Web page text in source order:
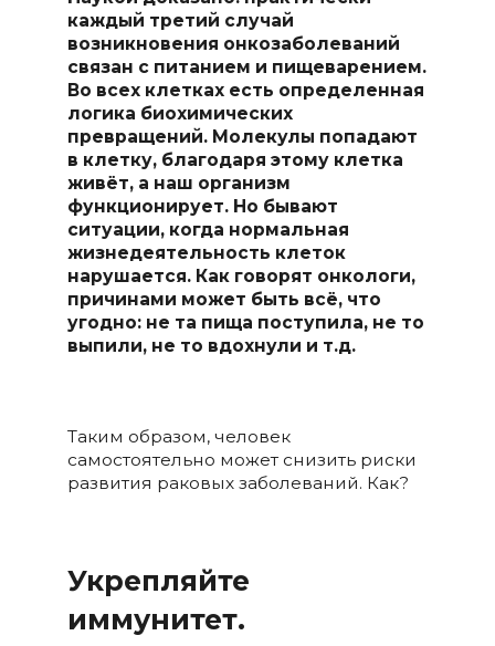
каждый третий случай
возникновения онкозаболеваний
связан с питанием и пищеварением.
Во всех клетках есть определенная
логика биохимических
превращений. Молекулы попадают
в клетку, благодаря этому клетка
живёт, а наш организм
функционирует. Но бывают
ситуации, когда нормальная
жизнедеятельность клеток
нарушается. Как говорят онкологи,
причинами может быть всё, что
угодно: не та пища поступила, не то
выпили, не то вдохнули и т.д.
Таким образом, человек
самостоятельно может снизить риски
развития раковых заболеваний. Как?
Укрепляйте
иммунитет.